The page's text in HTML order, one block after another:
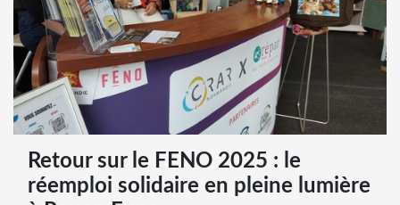
Retour sur le FENO 2025 : le
réemploi solidaire en pleine lumière